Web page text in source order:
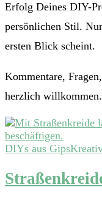
Erfolg Deines DIY-
persönlichen Stil.
ersten Blick scheint.
Kommentare,
herzlich
DIYs aus Gips